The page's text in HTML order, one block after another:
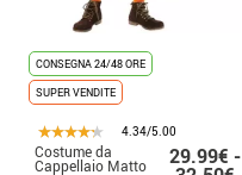
CONSEGNA 24/48 ORE
SUPER VENDITE
4.34/5.00
Costume da
Cappellaio Matto 29.99€ -